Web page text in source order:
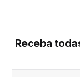
Receba